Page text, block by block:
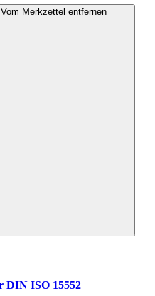
Vom Merkzettel entfernen
ISO 15552